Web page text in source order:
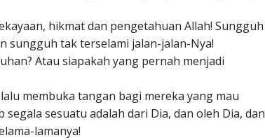
hikmat dan pengetahuan Allah! Sungguh
sungguh tak terselami jalan-jalan-Nya!
Atau siapakah yang pernah menjadi
membuka tangan bagi mereka yang mau
segala sesuatu adalah dari Dia, dan oleh Dia, dan
lamanya!